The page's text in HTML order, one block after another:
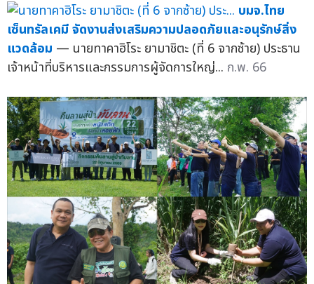
บมจ.ไทย
เซ็นทรัลเคมี จัดงานส่งเสริมความปลอดภัยและอนุรักษ์สิ่ง
แวดล้อม — นายทาคาฮิโระ ยามาชิตะ (ที่ 6 จากซ้าย) ประธาน
เจ้าหน้าที่บริหารและกรรมการผู้จัดการใหญ่... ก.พ. 66